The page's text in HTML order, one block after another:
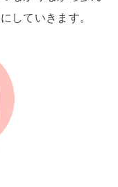
していきます。